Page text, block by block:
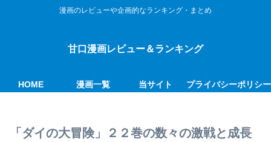
漫画のレビューや企画的なランキング・まとめ
甘口漫画レビュー＆ランキング
HOME 漫画一覧 当サイト プライバシーポリシー
「ダイの大冒険」２２巻の数々の激戦と成長